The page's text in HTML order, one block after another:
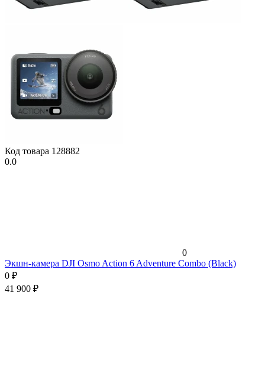
Код товара 128882
0.0
0
Экшн-камера DJI Osmo Action 6 Adventure Combo (Black)
0 ₽
41 900 ₽